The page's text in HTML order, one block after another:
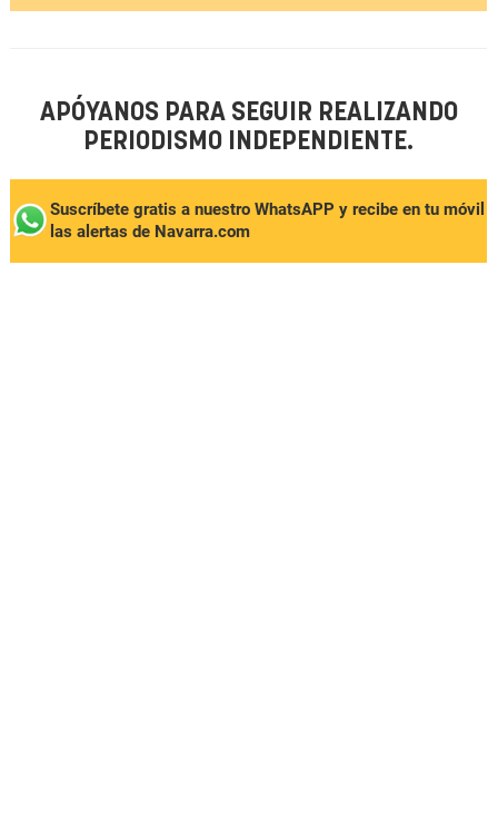
APÓYANOS PARA SEGUIR REALIZANDO
PERIODISMO INDEPENDIENTE.
Suscríbete gratis a nuestro WhatsAPP y recibe en tu móvil
las alertas de Navarra.com